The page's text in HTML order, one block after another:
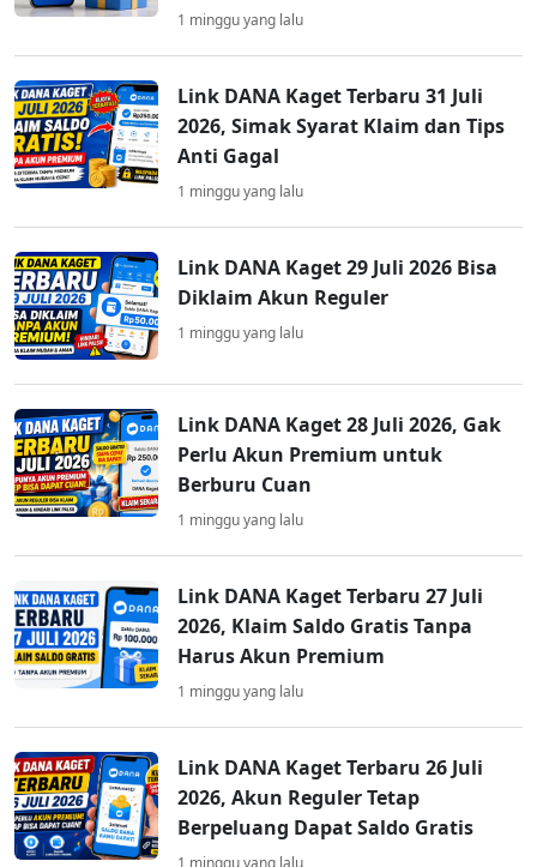
1 minggu yang lalu
Link DANA Kaget Terbaru 31 Juli
2026, Simak Syarat Klaim dan Tips
Anti Gagal
1 minggu yang lalu
Link DANA Kaget 29 Juli 2026 Bisa
Diklaim Akun Reguler
1 minggu yang lalu
Link DANA Kaget 28 Juli 2026, Gak
Perlu Akun Premium untuk
Berburu Cuan
1 minggu yang lalu
Link DANA Kaget Terbaru 27 Juli
2026, Klaim Saldo Gratis Tanpa
Harus Akun Premium
1 minggu yang lalu
Link DANA Kaget Terbaru 26 Juli
2026, Akun Reguler Tetap
Berpeluang Dapat Saldo Gratis